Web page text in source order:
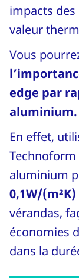
impacts
valeur
Vous
edge par
aluminium.
En effet,
aluminium
0,1W/
vérandas,
économies
dans la